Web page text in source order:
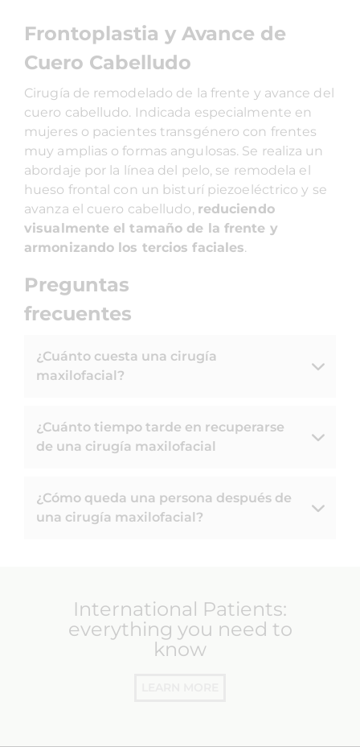
Frontoplastia y Avance de
Cuero Cabelludo
Cirugía de remodelado de la frente y avance del
cuero cabelludo. Indicada especialmente en
mujeres o pacientes transgénero con frentes
muy amplias o formas angulosas. Se realiza un
abordaje por la línea del pelo, se remodela el
hueso frontal con un bisturí piezoeléctrico y se
avanza el cuero cabelludo, reduciendo
visualmente el tamaño de la frente y
armonizando los tercios faciales.
Preguntas
frecuentes
¿Cuánto cuesta una cirugía
maxilofacial?
¿Cuánto tiempo tarde en recuperarse
de una cirugía maxilofacial
¿Cómo queda una persona después de
una cirugía maxilofacial?
International Patients:
everything you need to
know